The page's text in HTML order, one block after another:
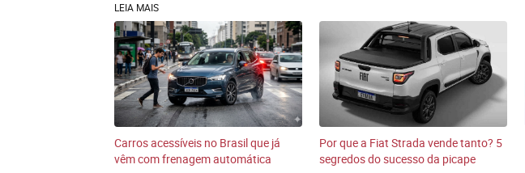
LEIA MAIS
Carros acessíveis no Brasil que já
vêm com frenagem automática
Por que a Fiat Strada vende tanto? 5
segredos do sucesso da picape